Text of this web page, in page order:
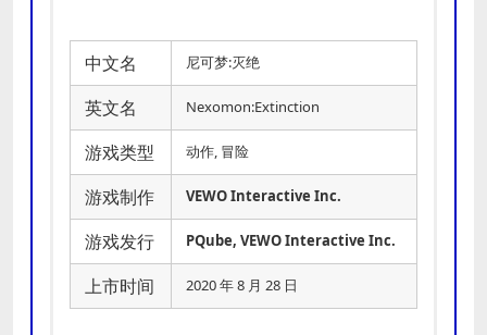
中文名 尼可梦:灭绝
英文名 Nexomon:Extinction
游戏类型 动作, 冒险
游戏制作 VEWO Interactive Inc.
游戏发行 PQube, VEWO Interactive Inc.
上市时间 2020 年 8 月 28 日